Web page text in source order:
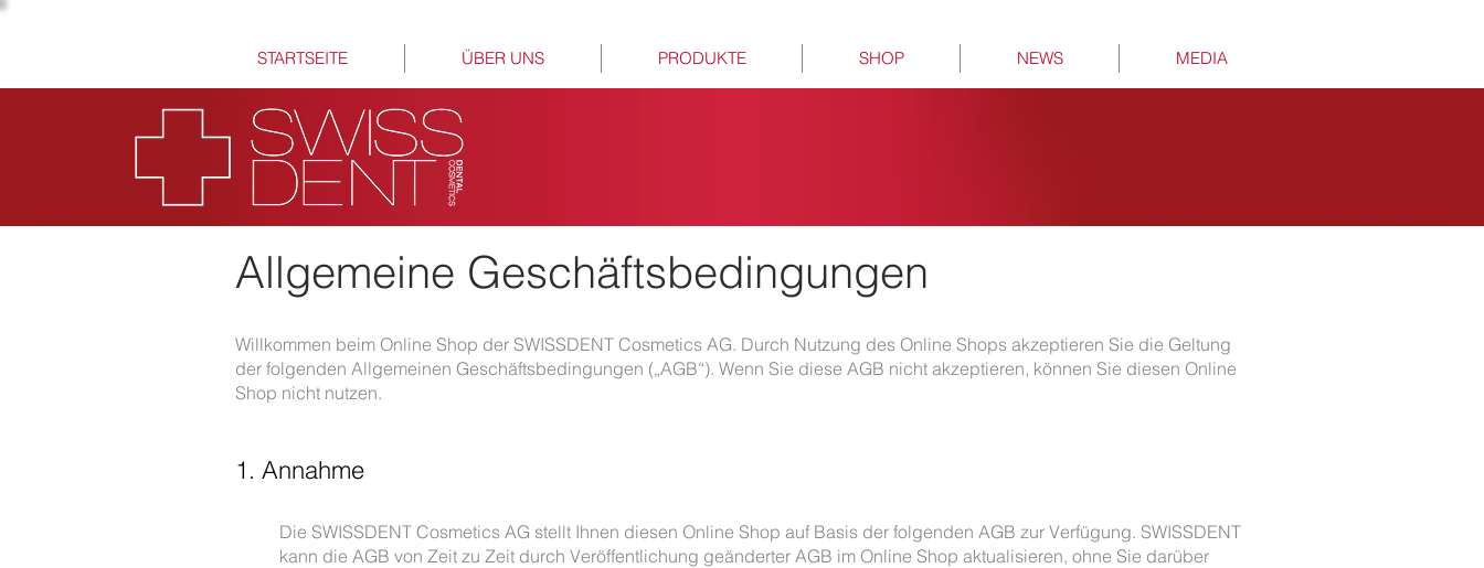
STARTSEITE ÜBER UNS PRODUKTE SHOP NEWS MEDIA
Allgemeine Geschäftsbedingungen
Willkommen beim Online Shop der SWISSDENT Cosmetics AG. Durch Nutzung des Online Shops akzeptieren Sie die Geltung
der folgenden Allgemeinen Geschäftsbedingungen („AGB“). Wenn Sie diese AGB nicht akzeptieren, können Sie diesen Online
Shop nicht nutzen.
1. Annahme
Die SWISSDENT Cosmetics AG stellt Ihnen diesen Online Shop auf Basis der folgenden AGB zur Verfügung. SWISSDENT
kann die AGB von Zeit zu Zeit durch Veröffentlichung geänderter AGB im Online Shop aktualisieren, ohne Sie darüber